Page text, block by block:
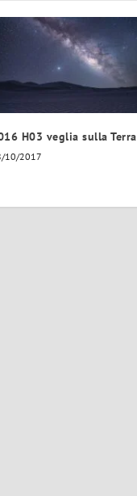
H03 veglia sulla Terra
10/2017